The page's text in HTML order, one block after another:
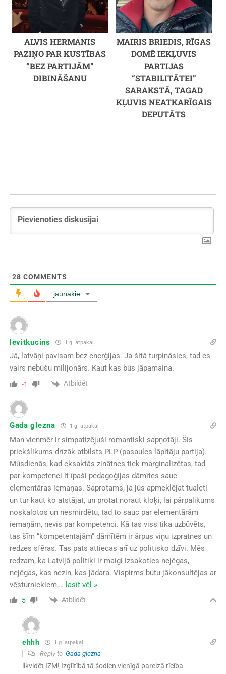
ALVIS HERMANIS
PAZIŅO PAR KUSTĪBAS
“BEZ PARTIJĀM”
DIBINĀŠANU
MAIRIS BRIEDIS, RĪGAS
DOMĒ IEKĻUVIS
PARTIJAS
“STABILITĀTEI”
SARAKSTĀ, TAGAD
KĻUVIS NEATKARĪGAIS
DEPUTĀTS
28 COMMENTS
jaunākie
levitkucins 1 g. atpakaļ
Jā, latvāņi pavisam bez enerģijas. Ja šitā turpināsies, tad es
vairs nebūšu milijonārs. Kaut kas būs jāpamaina.
-1 Atbildēt
Gada glezna 1 g. atpakaļ
Man vienmēr ir simpatizējuši romantiski sapņotāji. Šis
priekšlikums drīzāk atbilsts PLP (pasaules lāpītāju partija).
Mūsdienās, kad eksaktās zinātnes tiek marginalizētas, tad
par kompetenci it īpaši pedagoģijas dāmītes sauc
elementāras iemaņas. Saprotams, ja jūs apmeklējat tualeti
un tur kaut ko atstājat, un protat noraut kloķi, lai pārpalikums
noskalotos un nesmirdētu, tad to sauc par elementārām
iemaņām, nevis par kompetenci. Kā tas viss tika uzbūvēts,
tas šīm “kompetentajām” dāmītēm ir ārpus viņu izpratnes un
redzes sfēras. Tas pats attiecas arī uz politisko dzīvi. Mēs
redzam, ka Latvijā politiķi ir maigi izsakoties nejēgas,
nejēgas, kas nezin, kas jādara. Vispirms būtu jākonsultējas ar
vēsturniekiem,… lasīt vēl »
5 Atbildēt
ehhh 1 g. atpakaļ
Reply to Gada glezna
likvidēt IZM! Izglītībā tā šodien vienīgā pareizā rīcība